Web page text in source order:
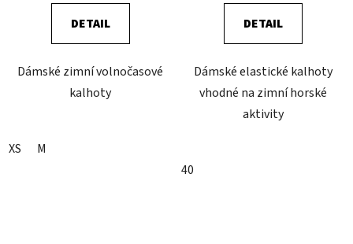
DETAIL
Dámské zimní volnočasové
kalhoty
XS M
DETAIL
Dámské elastické kalhoty
vhodné na zimní horské
aktivity
40